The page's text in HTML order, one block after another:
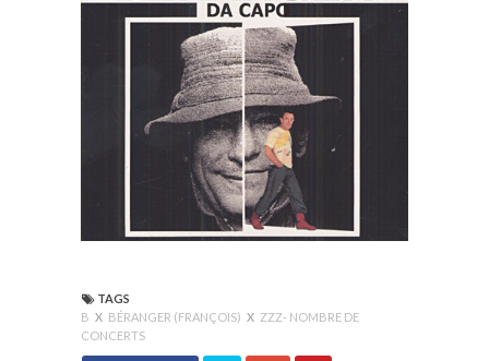
TAGS
B X BÉRANGER (FRANÇOIS) X ZZZ- NOMBRE DE
CONCERTS